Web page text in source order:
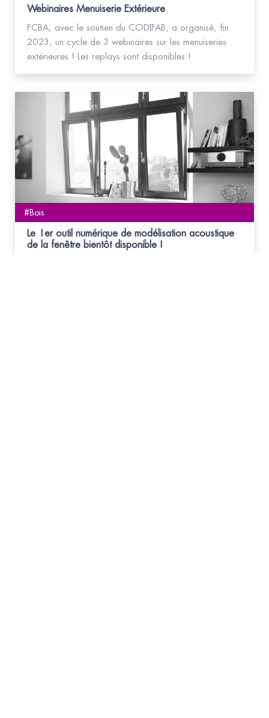
Webinaires Menuiserie Extérieure
FCBA, avec le soutien du CODIFAB, a organisé, fin
2023, un cycle de 3 webinaires sur les menuiseries
extérieures ! Les replays sont disponibles !
#Bois
Le 1er outil numérique de modélisation acoustique
de la fenêtre bientôt disponible !